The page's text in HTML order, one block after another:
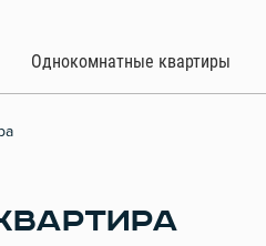
Однокомнатные квартиры